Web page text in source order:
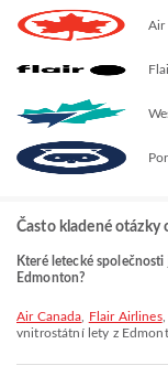
Air
Často kladené otázky
Které letecké
Edmonton?
Air Canada Flair Airlines,
vnitrostátní lety z